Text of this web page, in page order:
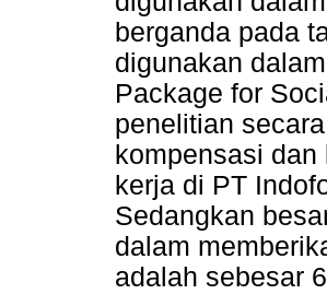
berganda pada
digunakan
Package for
penelitian
kompensasi
kerja di PT
Sedangkan
dalam
adalah sebesar